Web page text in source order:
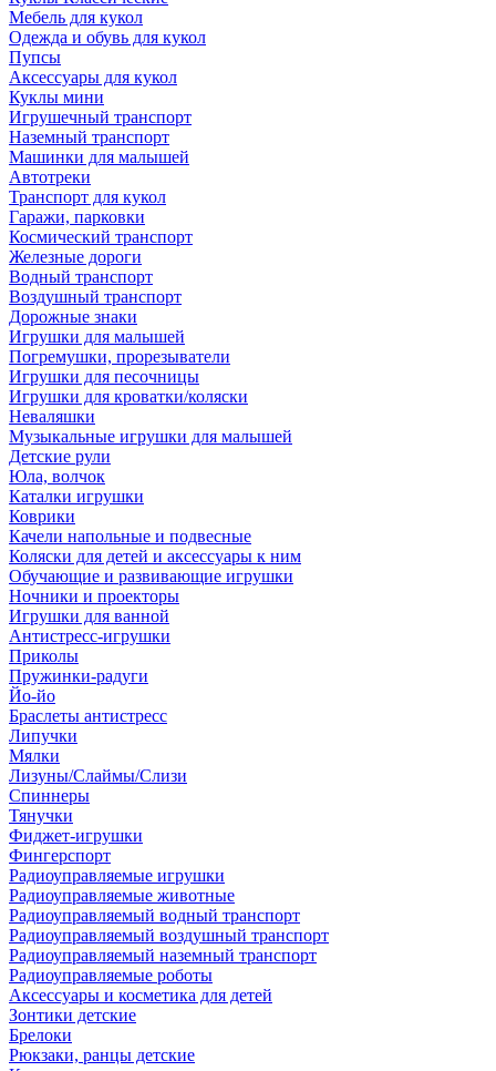
Мебель для кукол
Одежда и обувь для кукол
Пупсы
Аксессуары для кукол
Куклы мини
Игрушечный транспорт
Наземный транспорт
Машинки для малышей
Автотреки
Транспорт для кукол
Гаражи, парковки
Космический транспорт
Железные дороги
Водный транспорт
Воздушный транспорт
Дорожные знаки
Игрушки для малышей
Погремушки, прорезыватели
Игрушки для песочницы
Игрушки для кроватки/коляски
Неваляшки
Музыкальные игрушки для малышей
Детские рули
Юла, волчок
Каталки игрушки
Коврики
Качели напольные и подвесные
Коляски для детей и аксессуары к ним
Обучающие и развивающие игрушки
Ночники и проекторы
Игрушки для ванной
Антистресс-игрушки
Приколы
Пружинки-радуги
Йо-йо
Браслеты антистресс
Липучки
Мялки
Лизуны/Слаймы/Слизи
Спиннеры
Тянучки
Фиджет-игрушки
Фингерспорт
Радиоуправляемые игрушки
Радиоуправляемые животные
Радиоуправляемый водный транспорт
Радиоуправляемый воздушный транспорт
Радиоуправляемый наземный транспорт
Радиоуправляемые роботы
Аксессуары и косметика для детей
Зонтики детские
Брелоки
Рюкзаки, ранцы детские